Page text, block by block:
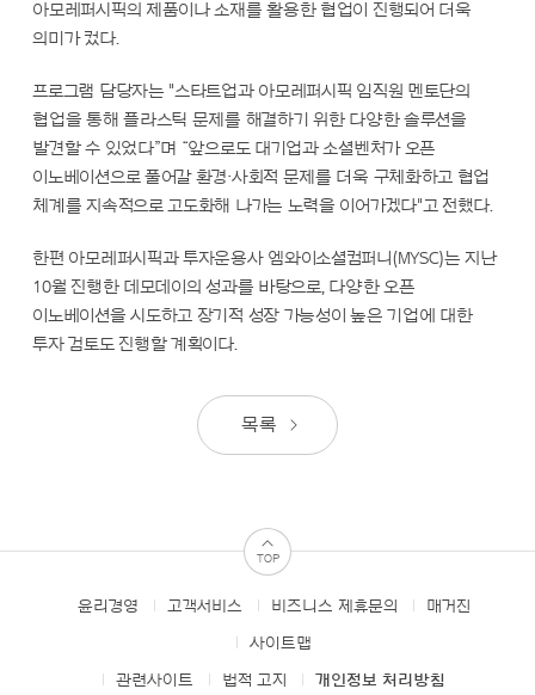
아모레퍼시픽의 제품이나 소재를 활용한 협업이 진행되어 더욱
의미가 컸다.
프로그램 담당자는 "스타트업과 아모레퍼시픽 임직원 멘토단의
협업을 통해 플라스틱 문제를 해결하기 위한 다양한 솔루션을
발견할 수 있었다”며 “앞으로도 대기업과 소셜벤처가 오픈
이노베이션으로 풀어갈 환경·사회적 문제를 더욱 구체화하고 협업
체계를 지속적으로 고도화해 나가는 노력을 이어가겠다"고 전했다.
한편 아모레퍼시픽과 투자운용사 엠와이소셜컴퍼니(MYSC)는 지난
10월 진행한 데모데이의 성과를 바탕으로, 다양한 오픈
이노베이션을 시도하고 장기적 성장 가능성이 높은 기업에 대한
투자 검토도 진행할 계획이다.
목록
TOP
FOOTER윤리경영 고객서비스 비즈니스 제휴문의 매거진
사이트맵
관련사이트 법적 고지 개인정보 처리방침